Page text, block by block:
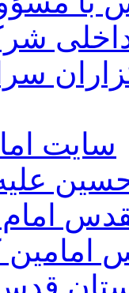
سایت
امامين